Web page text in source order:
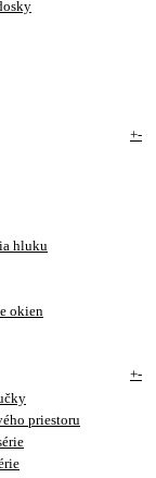
+-
hluku
okien
+-
priestoru